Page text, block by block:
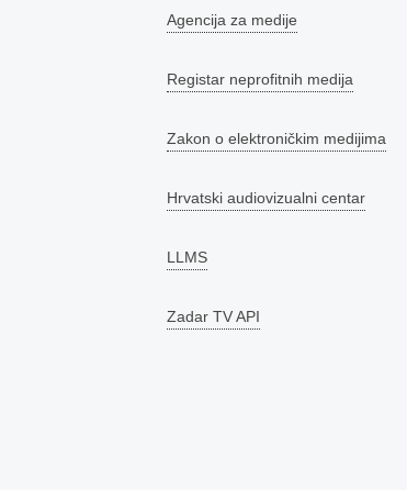
Agencija za medije
Registar neprofitnih medija
Zakon o elektroničkim medijima
Hrvatski audiovizualni centar
LLMS
Zadar TV API